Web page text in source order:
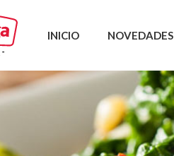
INICIO NOVEDADES